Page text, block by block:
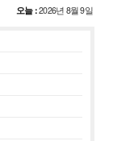
오늘 :2026년 8월 9일